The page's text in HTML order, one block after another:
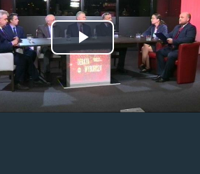
Odtwórz
wideo